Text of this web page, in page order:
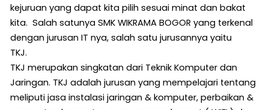
kejuruan yang dapat kita pilih sesuai minat dan bakat
kita. Salah satunya SMK WIKRAMA BOGOR yang terkenal
dengan jurusan IT nya, salah satu jurusannya yaitu
TKJ.
TKJ merupakan singkatan dari Teknik Komputer dan
Jaringan. TKJ adalah jurusan yang mempelajari tentang
meliputi jasa instalasi jaringan & komputer, perbaikan &